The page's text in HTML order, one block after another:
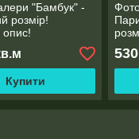
"Бамбук" -
розмір!
опис!
Купити
530